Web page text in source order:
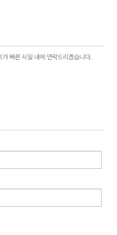
빠른 시일 내에 연락드리겠습니다.